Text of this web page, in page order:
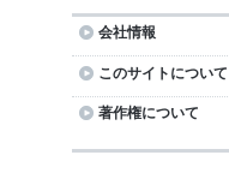
会社情報
このサイトについて
著作権について